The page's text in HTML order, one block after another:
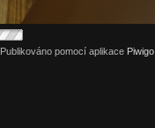
Publikováno pomocí aplikace Piwigo